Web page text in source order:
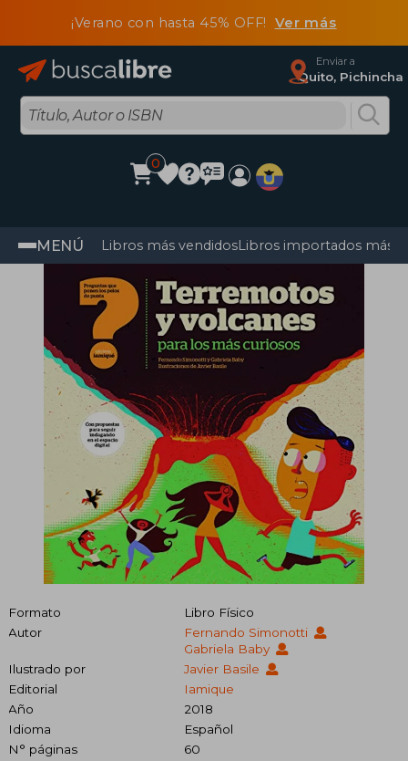
¡Verano con hasta 45% OFF! Ver más
Enviar a
Quito, Pichincha
0
MENÚ Libros más vendidosLibros importados más
Formato
Libro Físico
Autor
Fernando Simonotti
Gabriela Baby
Ilustrado por
Javier Basile
Editorial
Iamique
Año
2018
Idioma
Español
N° páginas
60